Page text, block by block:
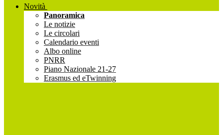
Novità
Panoramica
Le notizie
Le circolari
Calendario eventi
Albo online
PNRR
Piano Nazionale 21-27
Erasmus ed eTwinning